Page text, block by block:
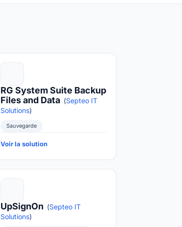
RG System Suite Backup
Files and Data (Septeo IT
Solutions)
Sauvegarde
Voir la solution
UpSignOn (Septeo IT
Solutions)